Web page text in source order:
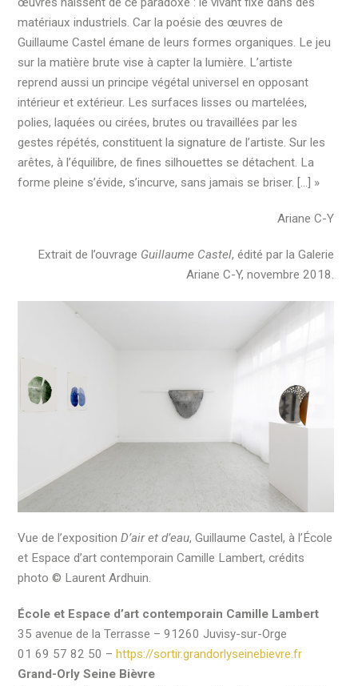
matériaux industriels. Car la poésie des œuvres de
Guillaume Castel émane de leurs formes organiques. Le jeu
sur la matière brute vise à capter la lumière. L’artiste
reprend aussi un principe végétal universel en opposant
intérieur et extérieur. Les surfaces lisses ou martelées,
polies, laquées ou cirées, brutes ou travaillées par les
gestes répétés, constituent la signature de l’artiste. Sur les
arêtes, à l’équilibre, de fines silhouettes se détachent. La
forme pleine s’évide, s’incurve, sans jamais se briser. […] »
Ariane C-Y
Extrait de l’ouvrage Guillaume Castel, édité par la Galerie
Ariane C-Y, novembre 2018.
Vue de l’exposition D’air et d’eau, Guillaume Castel, à l’École
et Espace d’art contemporain Camille Lambert, crédits
photo © Laurent Ardhuin.
École et Espace d’art contemporain Camille Lambert
35 avenue de la Terrasse – 91260 Juvisy-sur-Orge
01 69 57 82 50 – https://sortir.grandorlyseinebievre.fr
Grand-Orly Seine Bièvre